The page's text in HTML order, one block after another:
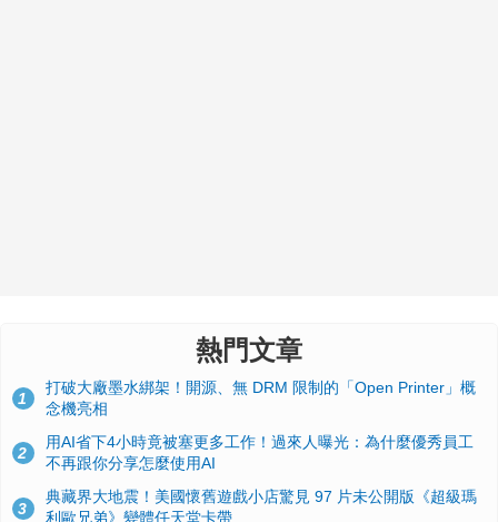
熱門文章
1
打破大廠墨水綁架！開源、無 DRM 限制的「Open Printer」概
念機亮相
2
用AI省下4小時竟被塞更多工作！過來人曝光：為什麼優秀員工
不再跟你分享怎麼使用AI
3
典藏界大地震！美國懷舊遊戲小店驚見 97 片未公開版《超級瑪
利歐兄弟》變體任天堂卡帶